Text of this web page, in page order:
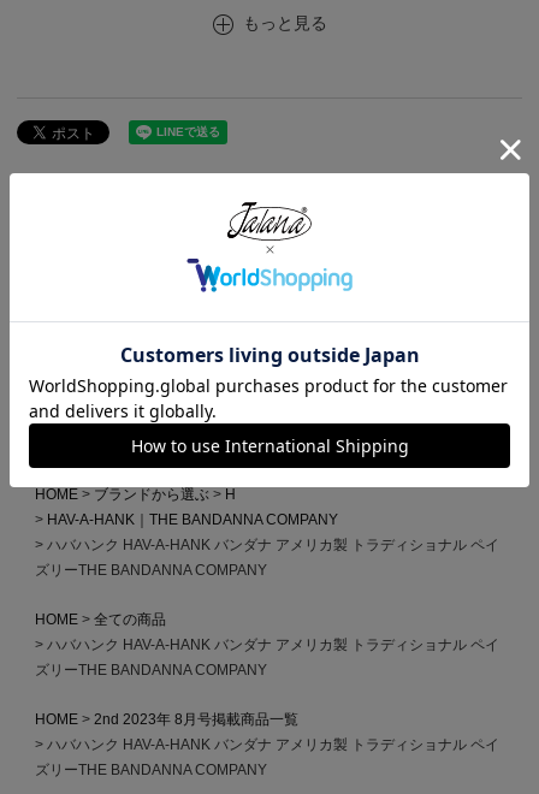
もっと見る
アイテムから選ぶ 小物
雑貨
HAV-A-HANK｜THE BANDANNA COMPANY
ハバハンク HAV-A-HANK バンダナ アメリカ製 トラディショナル ペイ
ズリーTHE BANDANNA COMPANY
HOME
レディース
ハバハンク HAV-A-HANK バンダナ アメリカ製 トラディショナル ペイ
ズリーTHE BANDANNA COMPANY
HOME ブランドから選ぶ
H
HAV-A-HANK｜THE BANDANNA COMPANY
ハバハンク HAV-A-HANK バンダナ アメリカ製 トラディショナル ペイ
ズリーTHE BANDANNA COMPANY
HOME
全ての商品
ハバハンク HAV-A-HANK バンダナ アメリカ製 トラディショナル ペイ
ズリーTHE BANDANNA COMPANY
HOME
2nd 2023年 8月号掲載商品一覧
ハバハンク HAV-A-HANK バンダナ アメリカ製 トラディショナル ペイ
ズリーTHE BANDANNA COMPANY